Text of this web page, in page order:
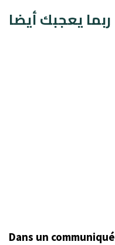
ربما يعجبك أيضا
Dans un